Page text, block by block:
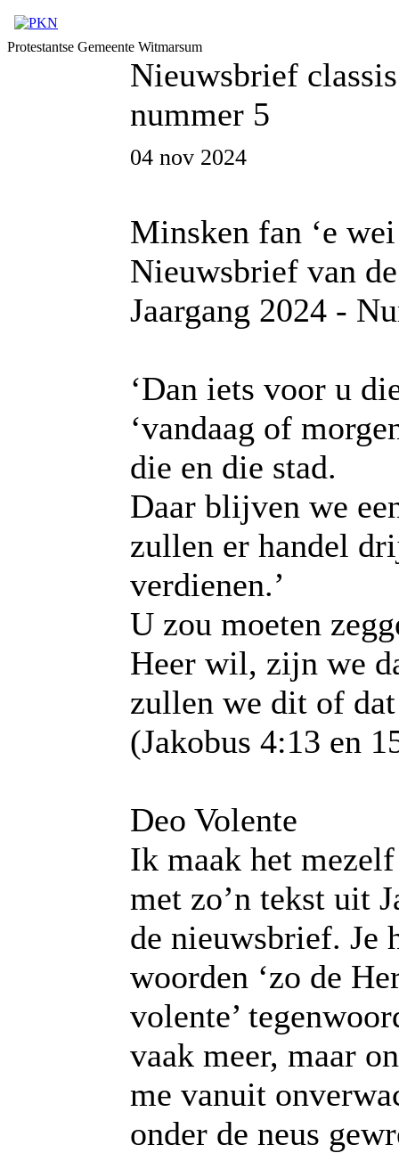
Protestantse Gemeente Witmarsum
Nieuwsbrief
nummer 5
04 nov 2024
Minsken fan ‘e wei
Nieuwsbrief van
Jaargang 2024 -
‘Dan iets voor u
‘vandaag of
die en die stad.
Daar blijven we
zullen er handel
verdienen.’
U zou moeten
Heer wil, zijn we
zullen we dit of dat
(Jakobus 4:13 en
Deo Volente
Ik maak het
met zo’n tekst uit
de nieuwsbrief. Je
woorden ‘zo de
volente’
vaak meer, maar
me vanuit
onder de neus